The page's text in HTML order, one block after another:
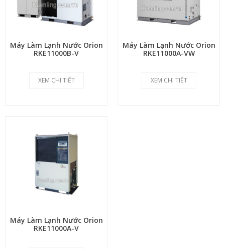
Máy Làm Lạnh Nước Orion
RKE11000B-V
XEM CHI TIẾT
Máy Làm Lạnh Nước Orion
RKE11000A-VW
XEM CHI TIẾT
Máy Làm Lạnh Nước Orion
RKE11000A-V